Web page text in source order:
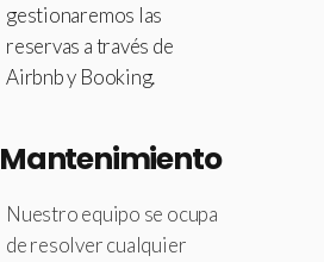
gestionaremos las
reservas a través de
Airbnb y Booking.
Mantenimiento
Nuestro equipo se ocupa
de resolver cualquier